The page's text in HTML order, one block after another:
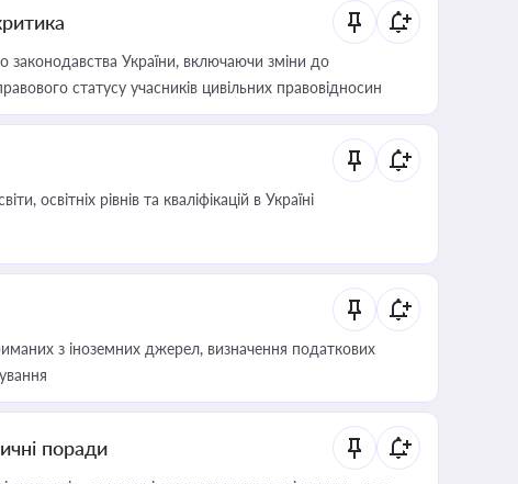
України, включаючи зміни до
статусу учасників цивільних правовідносин
освітніх рівнів та кваліфікацій в Україні
з іноземних джерел, визначення податкових
поради